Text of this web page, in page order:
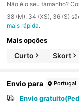
Não é o seu tamanho?
​38 (M), 34 (XS), 36 (S)
mais rápida.
Mais opções
Curto Skort
Envio para Portugal
Envio